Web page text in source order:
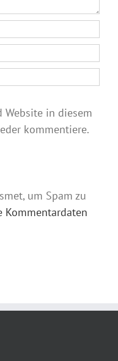
Website in diesem
kommentiere.
um Spam zu
Kommentardaten